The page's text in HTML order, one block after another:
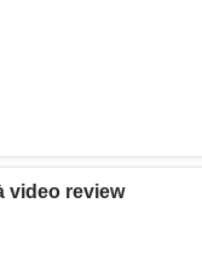
video review